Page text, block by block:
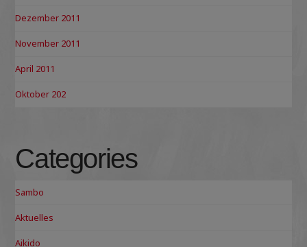
Dezember 2011
November 2011
April 2011
Oktober 202
Categories
Sambo
Aktuelles
Aikido